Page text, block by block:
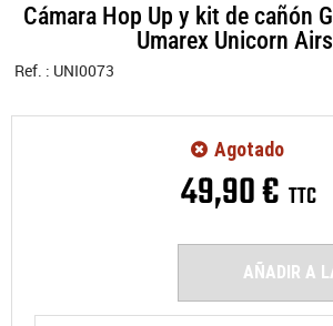
Cámara Hop Up y kit de cañón
Umarex Unicorn
Ref. : UNI0073
49,90€ TTC
Agotado
AÑADIR A